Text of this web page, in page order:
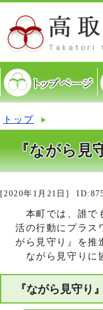
トップ
『ながら見
[2020年1月21日]
本町では、誰で
活の行動にプラス
がら見守り』を推
ながら見守りに
『ながら見守り